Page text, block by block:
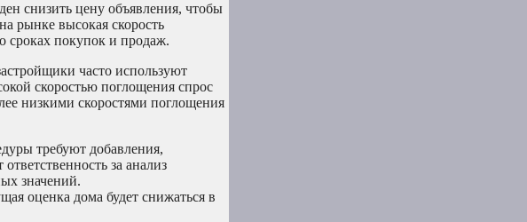
снизить цену объявления, чтобы
рынке высокая скорость
сроках покупок и продаж.
часто используют
скоростью поглощения спрос
низкими скоростями поглощения
требуют добавления,
за анализ
значений.
оценка дома будет снижаться в